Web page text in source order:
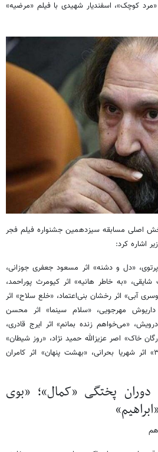
کوچک»، اسفندیار شهیدی با فیلم «مرضیه»
اصلی مسابقه سیزدهمین جشنواره فیلم فجر
اشاره کرد:
پرتوی، «دل و دشنه» اثر مسعود جعفری جوزانی،
«به خاطر هانیه» اثر کیومرث پوراحمد،
آبی» اثر رخشان بنی‌اعتماد، «خلع سلاح» اثر
داریوش مهرجویی، «سلام سینما» اثر محسن
«می‌خواهم زنده بمانم» اثر ایرج قادری،
خاک» اصر عزیزالله حمید نژاد، «روز شیطان»
اثر بهروز افخمی، «حمله به اچ۳» اثر شهریا بحرانی، «بهشت پنهان» اثر کامران
پختگی «کمال»؛ «بوی